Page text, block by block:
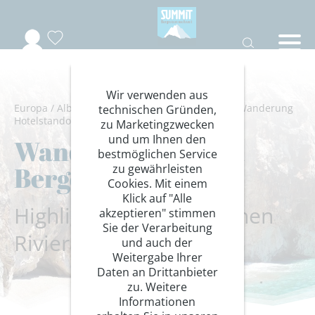
Europa / Albanien/Vlore/Wandern/Trekking
Wanderung
Hotelstandort
Wandern zwischen
Bergen und Meer
Highlights der albanischen
Riviera
Wir verwenden aus
technischen Gründen,
zu Marketingzwecken
und um Ihnen den
bestmöglichen Service
zu gewährleisten
Cookies. Mit einem
Klick auf "Alle
akzeptieren" stimmen
Sie der Verarbeitung
und auch der
Weitergabe Ihrer
Daten an Drittanbieter
zu. Weitere
Informationen